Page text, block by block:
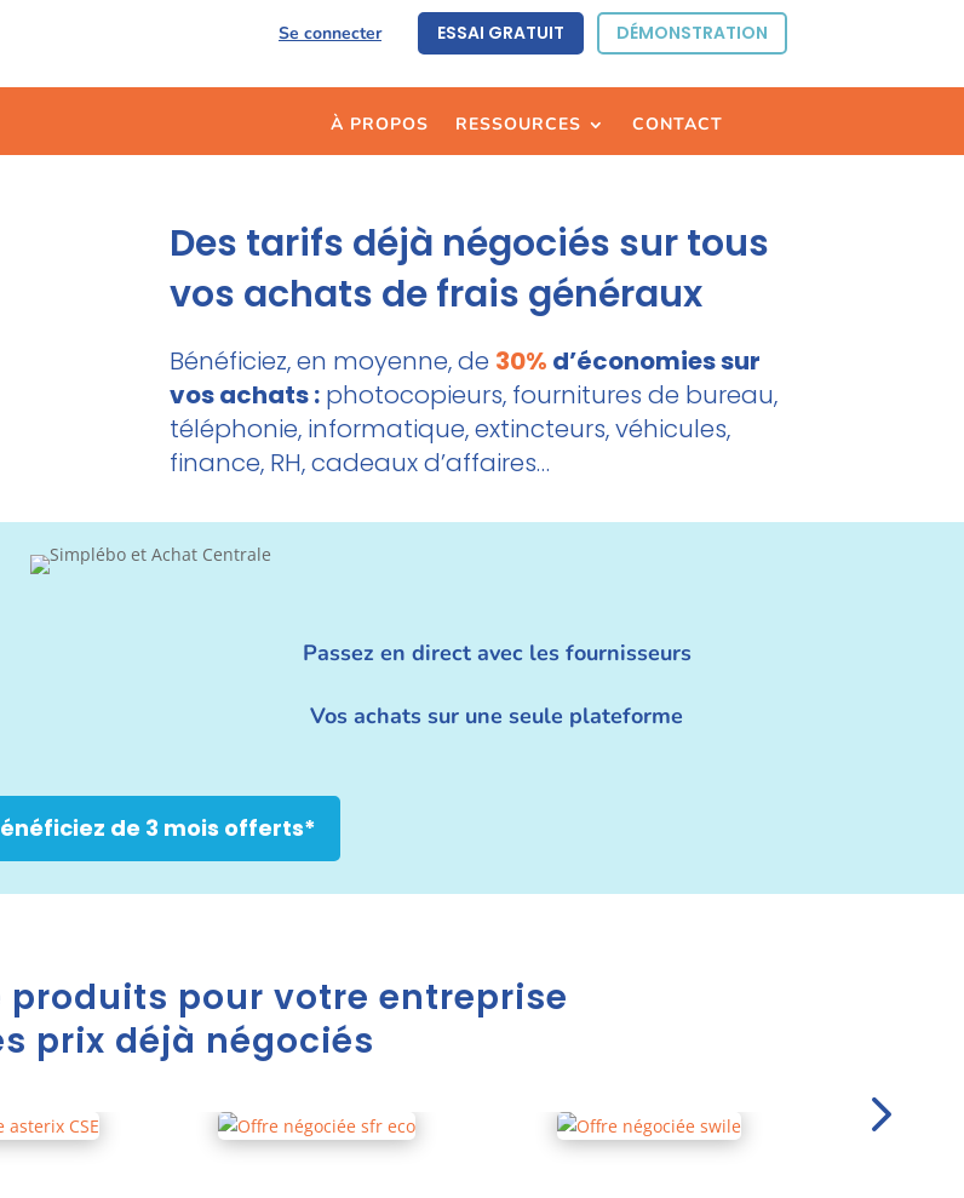
Se connecter ESSAI GRATUIT DÉMONSTRATION
À PROPOS RESSOURCES CONTACT
Des tarifs déjà négociés sur tous
vos achats de frais généraux
Bénéficiez, en moyenne, de 30% d’économies sur
vos achats : photocopieurs, fournitures de bureau,
téléphonie, informatique, extincteurs, véhicules,
finance, RH, cadeaux d’affaires…
Passez en direct avec les fournisseurs
Vos achats sur une seule plateforme
de 3 mois offerts*
produits pour votre entreprise
prix déjà négociés